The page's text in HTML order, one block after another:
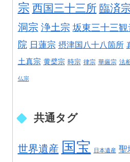
宗 西国三十三所 臨済
洞宗 浄土宗 坂東三十三観
院 日蓮宗 摂津国八十八箇所
土真宗 黄檗宗 時宗 律宗 華厳宗 法
仏宗
共通タグ
世界遺産 国宝 日本遺産 聖